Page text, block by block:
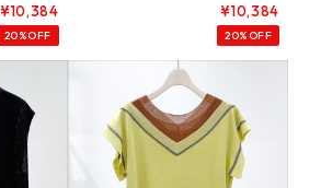
¥10,384
20%OFF
¥10,384
20%OFF